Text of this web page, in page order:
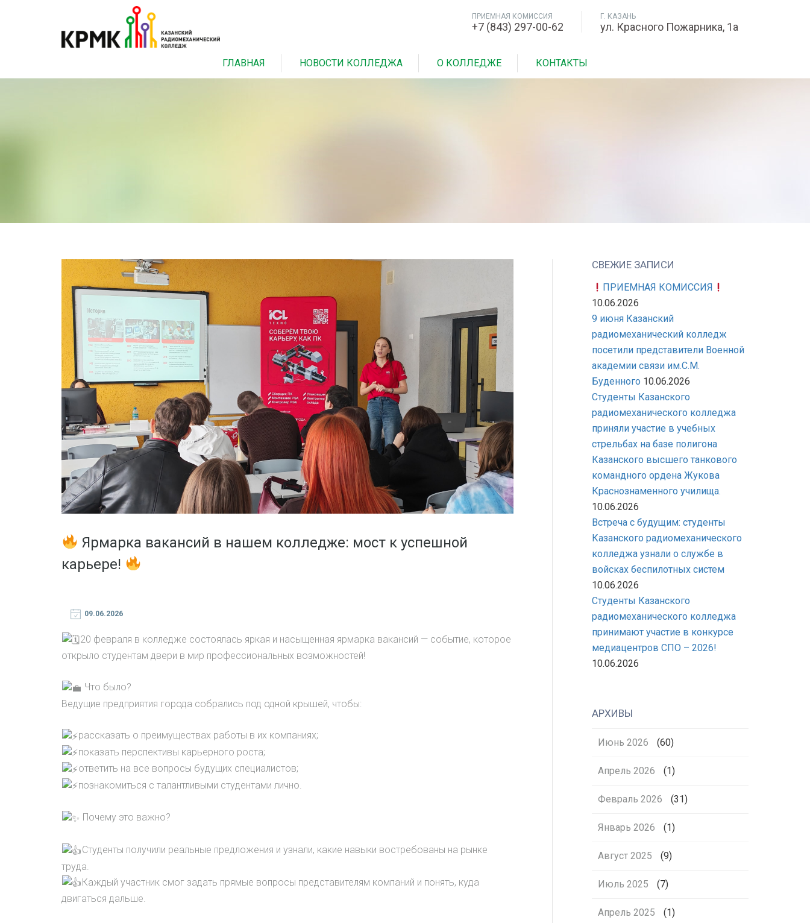
ПРИЕМНАЯ КОМИССИЯ
+7 (843) 297-00-62
Г. КАЗАНЬ
ул. Красного Пожарника, 1а
ГЛАВНАЯ НОВОСТИ КОЛЛЕДЖА О КОЛЛЕДЖЕ КОНТАКТЫ
Ярмарка вакансий в нашем колледже: мост к успешной
карьере!
09.06.2026
20 февраля в колледже состоялась яркая и насыщенная ярмарка вакансий — событие, которое
открыло студентам двери в мир профессиональных возможностей!
Что было?
Ведущие предприятия города собрались под одной крышей, чтобы:
рассказать о преимуществах работы в их компаниях;
показать перспективы карьерного роста;
ответить на все вопросы будущих специалистов;
познакомиться с талантливыми студентами лично.
Почему это важно?
Студенты получили реальные предложения и узнали, какие навыки востребованы на рынке
труда.
Каждый участник смог задать прямые вопросы представителям компаний и понять, куда
двигаться дальше.
СВЕЖИЕ ЗАПИСИ
ПРИЕМНАЯ КОМИССИЯ
10.06.2026
9 июня Казанский
радиомеханический колледж
посетили представители Военной
академии связи им.С.М.
Буденного 10.06.2026
Студенты Казанского
радиомеханического колледжа
приняли участие в учебных
стрельбах на базе полигона
Казанского высшего танкового
командного ордена Жукова
Краснознаменного училища.
10.06.2026
Встреча с будущим: студенты
Казанского радиомеханического
колледжа узнали о службе в
войсках беспилотных систем
10.06.2026
Студенты Казанского
радиомеханического колледжа
принимают участие в конкурсе
медиацентров СПО – 2026!
10.06.2026
АРХИВЫ
Июнь 2026 (60)
Апрель 2026 (1)
Февраль 2026 (31)
Январь 2026 (1)
Август 2025 (9)
Июль 2025 (7)
Апрель 2025 (1)